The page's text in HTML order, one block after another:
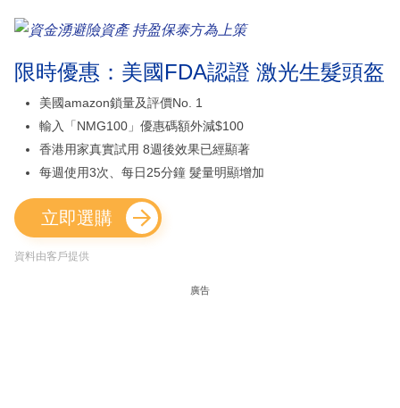
限時優惠：美國FDA認證 激光生髮頭盔
美國amazon鎖量及評價No. 1
輸入「NMG100」優惠碼額外減$100
香港用家真實試用 8週後效果已經顯著
每週使用3次、每日25分鐘 髮量明顯增加
立即選購
資料由客戶提供
廣告